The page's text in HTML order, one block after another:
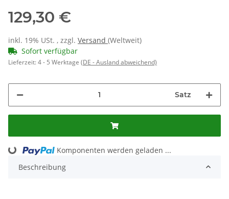
129,30 €
inkl. 19% USt. , zzgl. Versand (Weltweit)
Sofort verfügbar
Lieferzeit:4 - 5 Werktage (DE - Ausland abweichend)
Satz
Loading...
Komponenten werden geladen ...
Beschreibung